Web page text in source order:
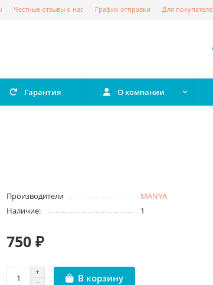
Честные отзывы о нас График отправки Для
Гарантия О компании
Производители
MANYA
Наличие:
1
750 ₽
В корзину